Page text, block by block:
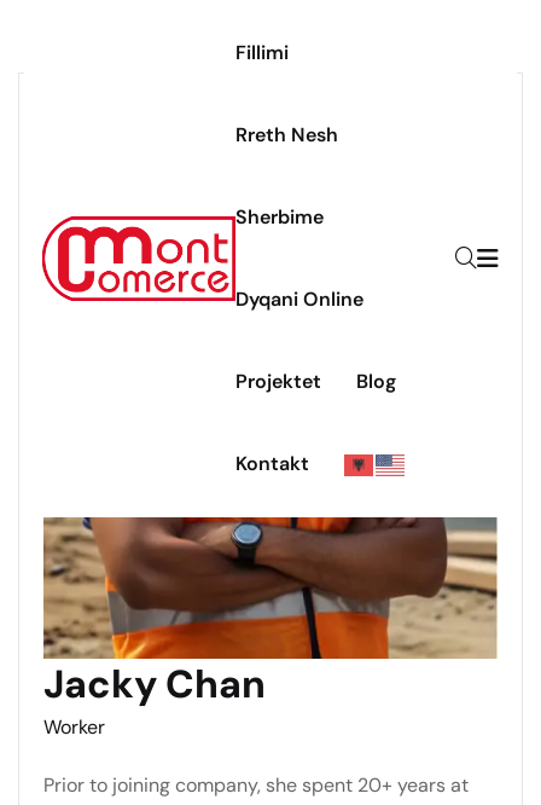
Fillimi
Rreth Nesh
Sherbime
Dyqani Online
Projektet Blog
Kontakt
Jacky Chan
Worker
Prior to joining company, she spent 20+ years at